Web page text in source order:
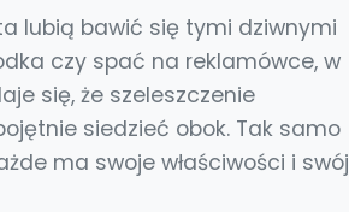
lubią bawić się tymi dziwnymi
czy spać na reklamówce, w
się, że szeleszczenie
siedzieć obok. Tak samo
ma swoje właściwości i swój